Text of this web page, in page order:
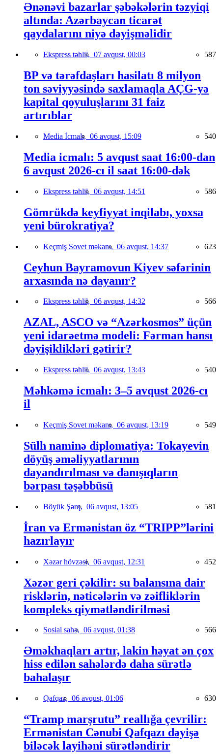
Ənənəvi bazarlar şəbəkələrin təzyiqi
altında: Azərbaycan ticarət
qaydalarını niyə dəyişməlidir
Ekspress təhlil, 07 avqust, 00:03 587
BP və tərəfdaşları hasilatı 8 milyon
ton səviyyəsində saxlamaqla AÇG-yə
kapital qoyuluşlarını 31 faiz
artırıblar
Media İcmalı, 06 avqust, 15:09 540
Media icmalı: 5 avqust saat 16:00-dan
6 avqust 2026-cı il saat 16:00-dək
Ekspress təhlil, 06 avqust, 14:51 586
Gömrükdə keyfiyyət inqilabı, yoxsa
yeni bürokratiya?
Keçmiş Sovet məkanı, 06 avqust, 14:37 623
Ceyhun Bayramovun Kiyev səfərinin
arxasında nə dayanır?
Ekspress təhlil, 06 avqust, 14:32 566
AZAL, ASCO və “Azərkosmos” üçün
yeni idarəetmə modeli: Fərman hansı
dəyişiklikləri gətirir?
Ekspress təhlil, 06 avqust, 13:43 540
Məhkəmə icmalı: 3–5 avqust 2026-cı
il
Keçmiş Sovet məkanı, 06 avqust, 13:19 549
Sülh naminə diplomatiya: Tokayevin
döyüş əməliyyatlarının
dayandırılması və danışıqların
bərpası təşəbbüsü
Böyük Şərq, 06 avqust, 13:05 581
İran və Ermənistan öz “TRIPP”lərini
hazırlayır
Xəzər hövzəsi, 06 avqust, 12:31 452
Xəzər geri çəkilir: su balansına dair
risklərin, nəticələrin və zəifliklərin
kompleks qiymətləndirilməsi
Sosial sahə, 06 avqust, 01:38 566
Əməkhaqları artır, lakin həyat ən çox
hiss edilən sahələrdə daha sürətlə
bahalaşır
Qafqaz, 06 avqust, 01:06 630
“Tramp marşrutu” reallığa çevrilir:
Ermənistan Cənubi Qafqazı dəyişə
biləcək layihəni sürətləndirir